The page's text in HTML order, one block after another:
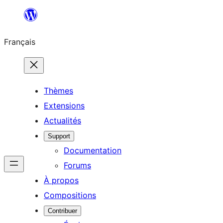
contenu
Français
Thèmes
Extensions
Actualités
Support
Documentation
Forums
À propos
Compositions
Contribuer